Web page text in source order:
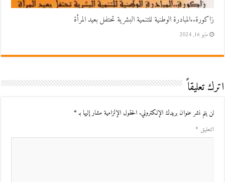
زاكورة..المبادرة الوطنية للتنمية البشرية تحتفل بعيد المرأة
مايو 16, 2024
اترك تعليقاً
لن يتم نشر عنوان بريدك الإلكتروني. الحقول الإلزامية مشار إليها بـ*
التعليق *